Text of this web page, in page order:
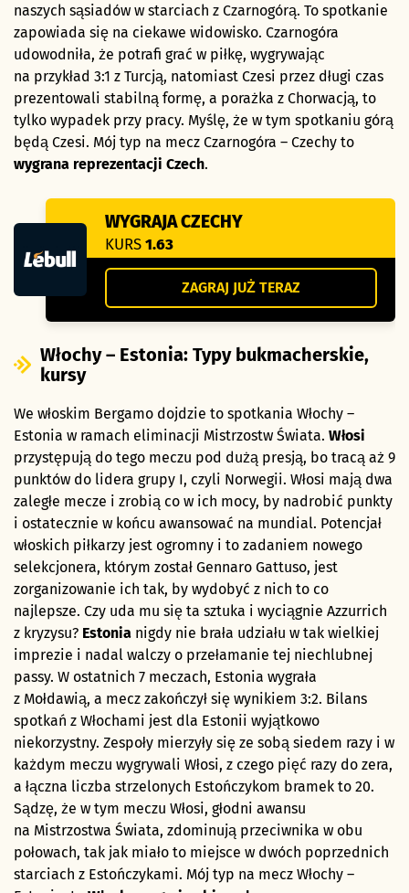
naszych sąsiadów w starciach z Czarnogórą. To spotkanie
zapowiada się na ciekawe widowisko. Czarnogóra
udowodniła, że potrafi grać w piłkę, wygrywając
na przykład 3:1 z Turcją, natomiast Czesi przez długi czas
prezentowali stabilną formę, a porażka z Chorwacją, to
tylko wypadek przy pracy. Myślę, że w tym spotkaniu górą
będą Czesi. Mój typ na mecz Czarnogóra – Czechy to
wygrana reprezentacji Czech.
WYGRAJA CZECHY
KURS 1.63
ZAGRAJ JUŻ TERAZ
Włochy – Estonia: Typy bukmacherskie,
kursy
We włoskim Bergamo dojdzie to spotkania Włochy –
Estonia w ramach eliminacji Mistrzostw Świata. Włosi
przystępują do tego meczu pod dużą presją, bo tracą aż 9
punktów do lidera grupy I, czyli Norwegii. Włosi mają dwa
zaległe mecze i zrobią co w ich mocy, by nadrobić punkty
i ostatecznie w końcu awansować na mundial. Potencjał
włoskich piłkarzy jest ogromny i to zadaniem nowego
selekcjonera, którym został Gennaro Gattuso, jest
zorganizowanie ich tak, by wydobyć z nich to co
najlepsze. Czy uda mu się ta sztuka i wyciągnie Azzurrich
z kryzysu? Estonia nigdy nie brała udziału w tak wielkiej
imprezie i nadal walczy o przełamanie tej niechlubnej
passy. W ostatnich 7 meczach, Estonia wygrała
z Mołdawią, a mecz zakończył się wynikiem 3:2. Bilans
spotkań z Włochami jest dla Estonii wyjątkowo
niekorzystny. Zespoły mierzyły się ze sobą siedem razy i w
każdym meczu wygrywali Włosi, z czego pięć razy do zera,
a łączna liczba strzelonych Estończykom bramek to 20.
Sądzę, że w tym meczu Włosi, głodni awansu
na Mistrzostwa Świata, zdominują przeciwnika w obu
połowach, tak jak miało to miejsce w dwóch poprzednich
starciach z Estończykami. Mój typ na mecz Włochy –